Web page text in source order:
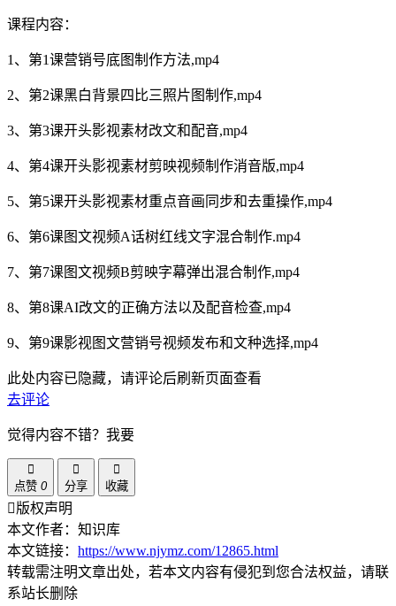
课程内容：
1、第1课营销号底图制作方法,mp4
2、第2课黑白背景四比三照片图制作,mp4
3、第3课开头影视素材改文和配音,mp4
4、第4课开头影视素材剪映视频制作消音版,mp4
5、第5课开头影视素材重点音画同步和去重操作,mp4
6、第6课图文视频A话树红线文字混合制作.mp4
7、第7课图文视频B剪映字幕弹出混合制作,mp4
8、第8课AI改文的正确方法以及配音检查,mp4
9、第9课影视图文营销号视频发布和文种选择,mp4
此处内容已隐藏，请评论后刷新页面查看
去评论
觉得内容不错？我要
点赞 0 分享 收藏
版权声明
本文作者：知识库
本文链接： https://www.njymz.com/12865.html
转载需注明文章出处，若本文内容有侵犯到您合法权益，请联
系站长删除